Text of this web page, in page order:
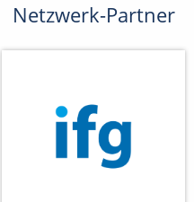
Netzwerk-Partner